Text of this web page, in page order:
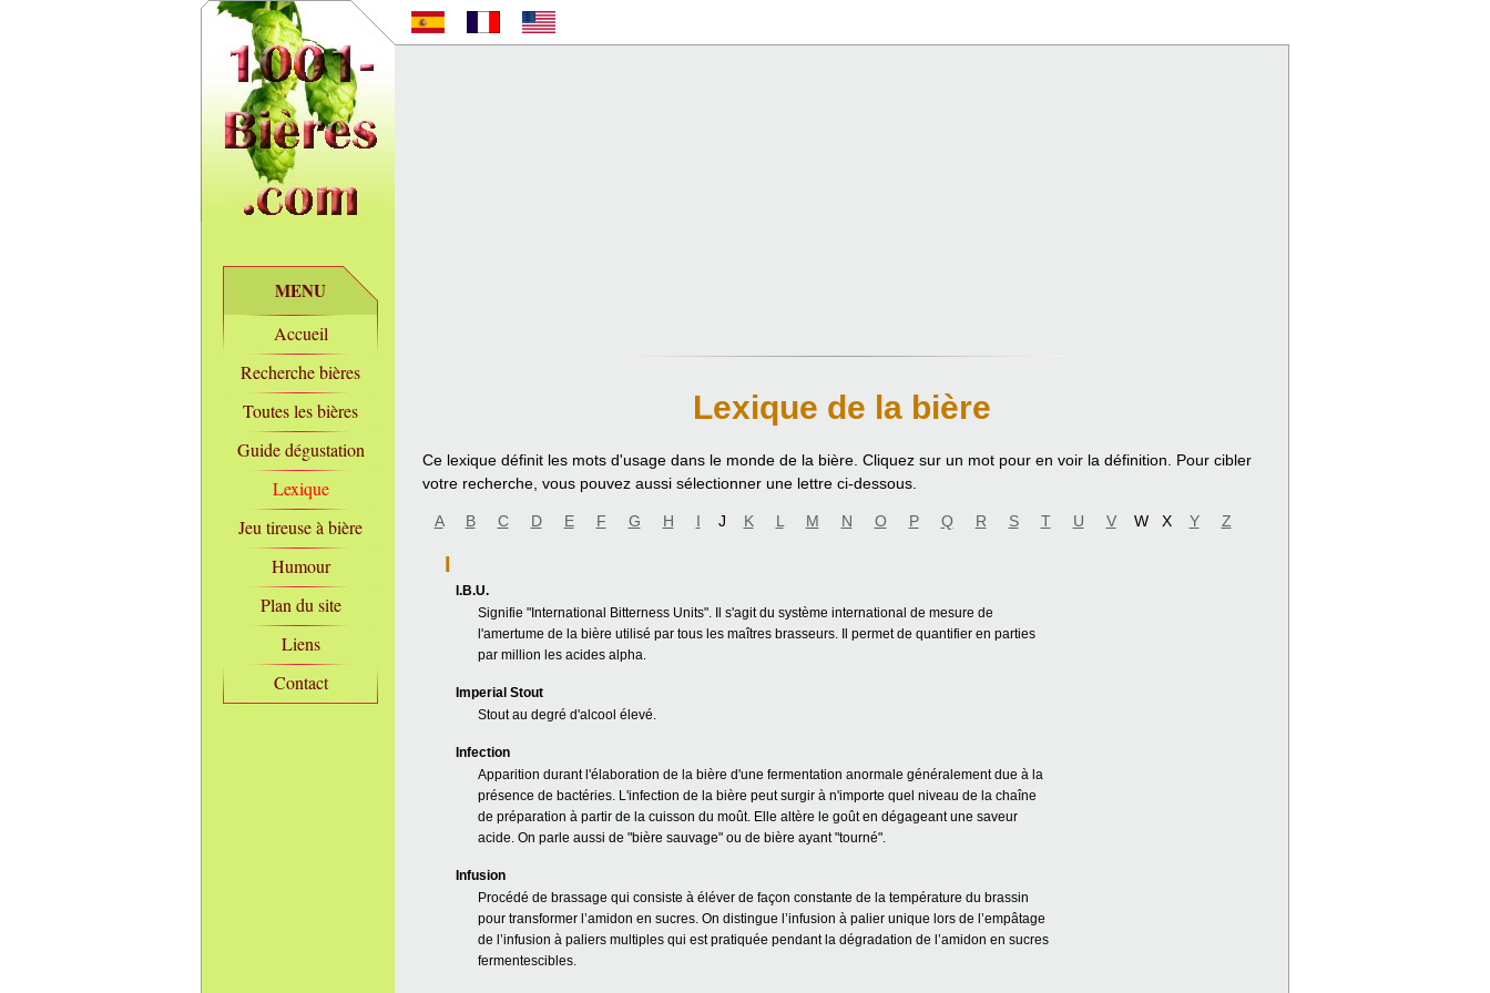
MENU
Accueil
Recherche bières
Toutes les bières
Guide dégustation
Lexique
Jeu tireuse à bière
Humour
Plan du site
Liens
Contact
Lexique de la bière
Ce lexique définit les mots d'usage dans le monde de la bière. Cliquez sur un mot pour en voir la définition. Pour cibler
votre recherche, vous pouvez aussi sélectionner une lettre ci-dessous.
A B C D E F G H I J K L M N O P Q R S T U VW X Y Z
I
I.B.U.
Signifie "International Bitterness Units". Il s'agit du système international de mesure de
l'amertume de la bière utilisé par tous les maîtres brasseurs. Il permet de quantifier en parties
par million les acides alpha.
Imperial Stout
Stout au degré d'alcool élevé.
Infection
Apparition durant l'élaboration de la bière d'une fermentation anormale généralement due à la
présence de bactéries. L'infection de la bière peut surgir à n'importe quel niveau de la chaîne
de préparation à partir de la cuisson du moût. Elle altère le goût en dégageant une saveur
acide. On parle aussi de "bière sauvage" ou de bière ayant "tourné".
Infusion
Procédé de brassage qui consiste à éléver de façon constante de la température du brassin
pour transformer l’amidon en sucres. On distingue l’infusion à palier unique lors de l’empâtage
de l’infusion à paliers multiples qui est pratiquée pendant la dégradation de l’amidon en sucres
fermentescibles.